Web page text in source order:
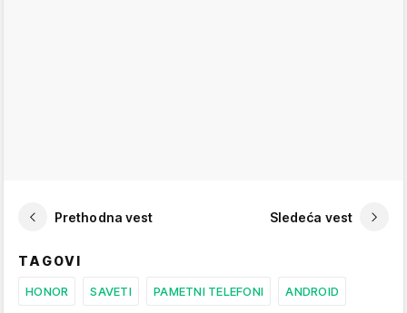
Prethodna vest Sledeća vest
TAGOVI
HONOR SAVETI PAMETNI TELEFONI ANDROID